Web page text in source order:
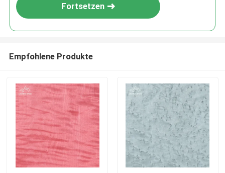
Fortsetzen
Empfohlene Produkte